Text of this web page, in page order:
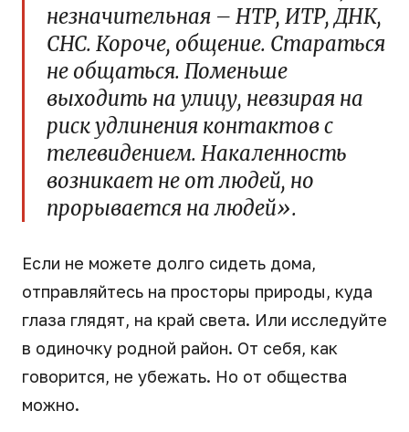
незначительная – НТР, ИТР, ДНК,
СНС. Короче, общение. Стараться
не общаться. Поменьше
выходить на улицу, невзирая на
риск удлинения контактов с
телевидением. Накаленность
возникает не от людей, но
прорывается на людей».
Если не можете долго сидеть дома,
отправляйтесь на просторы природы, куда
глаза глядят, на край света. Или исследуйте
в одиночку родной район. От себя, как
говорится, не убежать. Но от общества
можно.